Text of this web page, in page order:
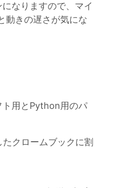
なりますので、マイ
動きの遅さが気にな
ト用とPython用のパ
たクロームブックに割